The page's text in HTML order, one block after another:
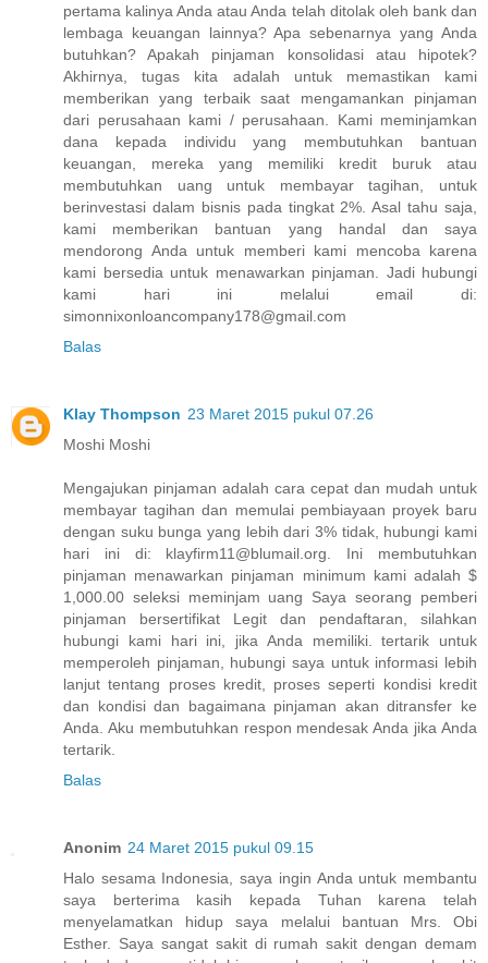
pertama kalinya Anda atau Anda telah ditolak oleh bank dan
lembaga keuangan lainnya? Apa sebenarnya yang Anda
butuhkan? Apakah pinjaman konsolidasi atau hipotek?
Akhirnya, tugas kita adalah untuk memastikan kami
memberikan yang terbaik saat mengamankan pinjaman
dari perusahaan kami / perusahaan. Kami meminjamkan
dana kepada individu yang membutuhkan bantuan
keuangan, mereka yang memiliki kredit buruk atau
membutuhkan uang untuk membayar tagihan, untuk
berinvestasi dalam bisnis pada tingkat 2%. Asal tahu saja,
kami memberikan bantuan yang handal dan saya
mendorong Anda untuk memberi kami mencoba karena
kami bersedia untuk menawarkan pinjaman. Jadi hubungi
kami hari ini melalui email di:
simonnixonloancompany178@gmail.com
Balas
Klay Thompson 23 Maret 2015 pukul 07.26
Moshi Moshi
Mengajukan pinjaman adalah cara cepat dan mudah untuk
membayar tagihan dan memulai pembiayaan proyek baru
dengan suku bunga yang lebih dari 3% tidak, hubungi kami
hari ini di: klayfirm11@blumail.org. Ini membutuhkan
pinjaman menawarkan pinjaman minimum kami adalah $
1,000.00 seleksi meminjam uang Saya seorang pemberi
pinjaman bersertifikat Legit dan pendaftaran, silahkan
hubungi kami hari ini, jika Anda memiliki. tertarik untuk
memperoleh pinjaman, hubungi saya untuk informasi lebih
lanjut tentang proses kredit, proses seperti kondisi kredit
dan kondisi dan bagaimana pinjaman akan ditransfer ke
Anda. Aku membutuhkan respon mendesak Anda jika Anda
tertarik.
Balas
Anonim 24 Maret 2015 pukul 09.15
Halo sesama Indonesia, saya ingin Anda untuk membantu
saya berterima kasih kepada Tuhan karena telah
menyelamatkan hidup saya melalui bantuan Mrs. Obi
Esther. Saya sangat sakit di rumah sakit dengan demam